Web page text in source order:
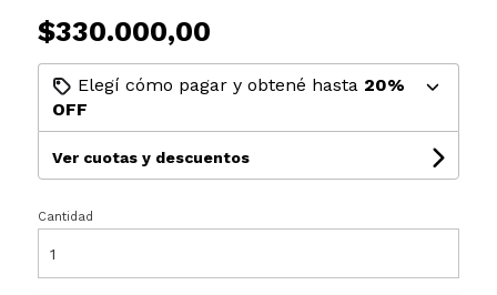
$330.000,00
Elegí cómo pagar y obtené hasta 20%
OFF
Ver cuotas y descuentos
Cantidad